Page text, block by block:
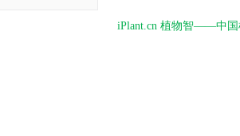
iPlant.cn 植物智——中国